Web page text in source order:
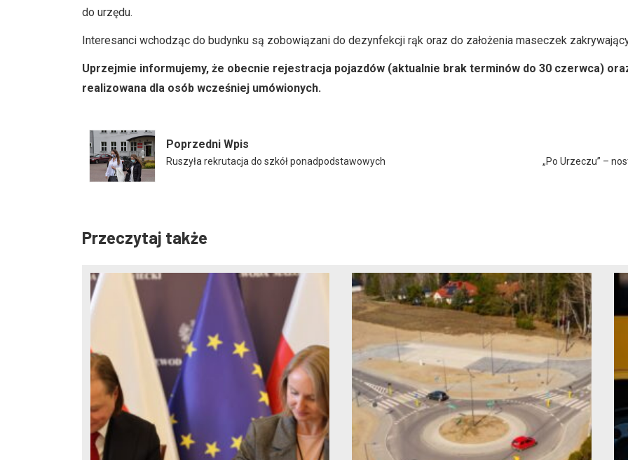
do urzędu.
Interesanci wchodząc do budynku są zobowiązani do dezynfekcji rąk oraz do założenia maseczek
Uprzejmie informujemy, że obecnie rejestracja pojazdów (aktualnie brak terminów do 30 czerwca)
realizowana dla osób wcześniej umówionych.
Poprzedni Wpis
Ruszyła rekrutacja do szkół ponadpodstawowych „Po Urzeczu” –
Przeczytaj także